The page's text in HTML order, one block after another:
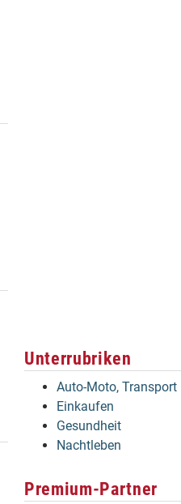
Unterrubriken
Auto-Moto, Transport
Einkaufen
Gesundheit
Nachtleben
Premium-Partner